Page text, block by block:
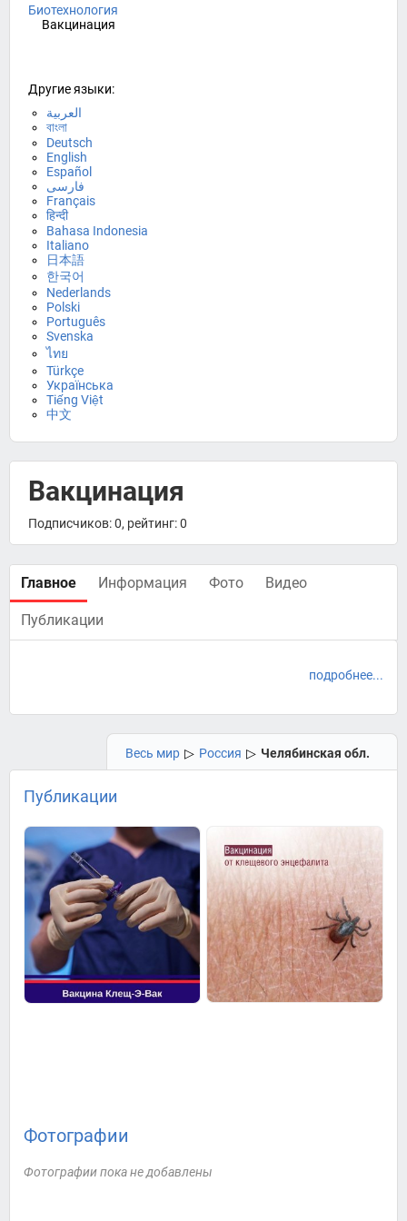
Биотехнология
Вакцинация
Другие языки:
العربية
বাংলা
Deutsch
English
Español
فارسی
Français
हिन्दी
Bahasa Indonesia
Italiano
日本語
한국어
Nederlands
Polski
Português
Svenska
ไทย
Türkçe
Українська
Tiếng Việt
中文
Вакцинация
Подписчиков: 0, рейтинг: 0
Главное Информация Фото Видео
Публикации
подробнее...
Весь мир ▷ Россия ▷ Челябинская обл.
Публикации
Фотографии
Фотографии пока не добавлены